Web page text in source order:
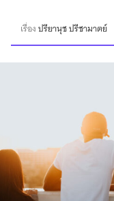
เรื่องปรียานุช ปรีชามาตย์